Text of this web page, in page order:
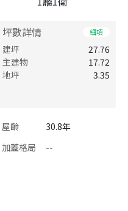
坪數詳情 細項
建坪
27.76
主建物
17.72
地坪
3.35
屋齡
30.8年
加蓋格局
--